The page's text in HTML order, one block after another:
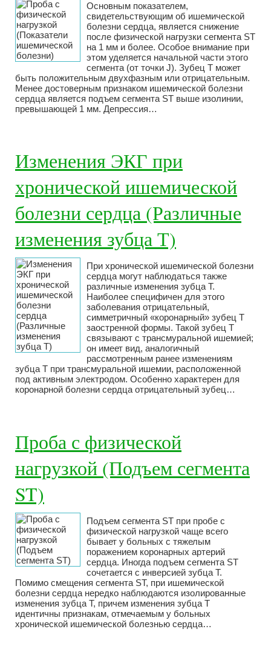
Основным показателем,
свидетельствующим об ишемической
болезни сердца, является снижение
после физической нагрузки сегмента ST
на 1 мм и более. Особое внимание при
этом уделяется начальной части этого
сегмента (от точки J). Зубец Т может
быть положительным двухфазным или отрицательным.
Менее достоверным признаком ишемической болезни
сердца является подъем сегмента ST выше изолинии,
превышающей 1 мм. Депрессия…
Изменения ЭКГ при
хронической ишемической
болезни сердца (Различные
изменения зубца Т)
При хронической ишемической болезни
сердца могут наблюдаться также
различные изменения зубца Т.
Наиболее специфичен для этого
заболевания отрицательный,
симметричный «коронарный» зубец Т
заостренной формы. Такой зубец Т
связывают с трансмуральной ишемией;
он имеет вид, аналогичный
рассмотренным ранее изменениям
зубца Т при трансмуральной ишемии, расположенной
под активным электродом. Особенно характерен для
коронарной болезни сердца отрицательный зубец…
Проба с физической
нагрузкой (Подъем сегмента
ST)
Подъем сегмента ST при пробе с
физической нагрузкой чаще всего
бывает у больных с тяжелым
поражением коронарных артерий
сердца. Иногда подъем сегмента ST
сочетается с инверсией зубца Т.
Помимо смещения сегмента ST, при ишемической
болезни сердца нередко наблюдаются изолированные
изменения зубца Т, причем изменения зубца Т
идентичны признакам, отмечаемым у больных
хронической ишемической болезнью сердца…